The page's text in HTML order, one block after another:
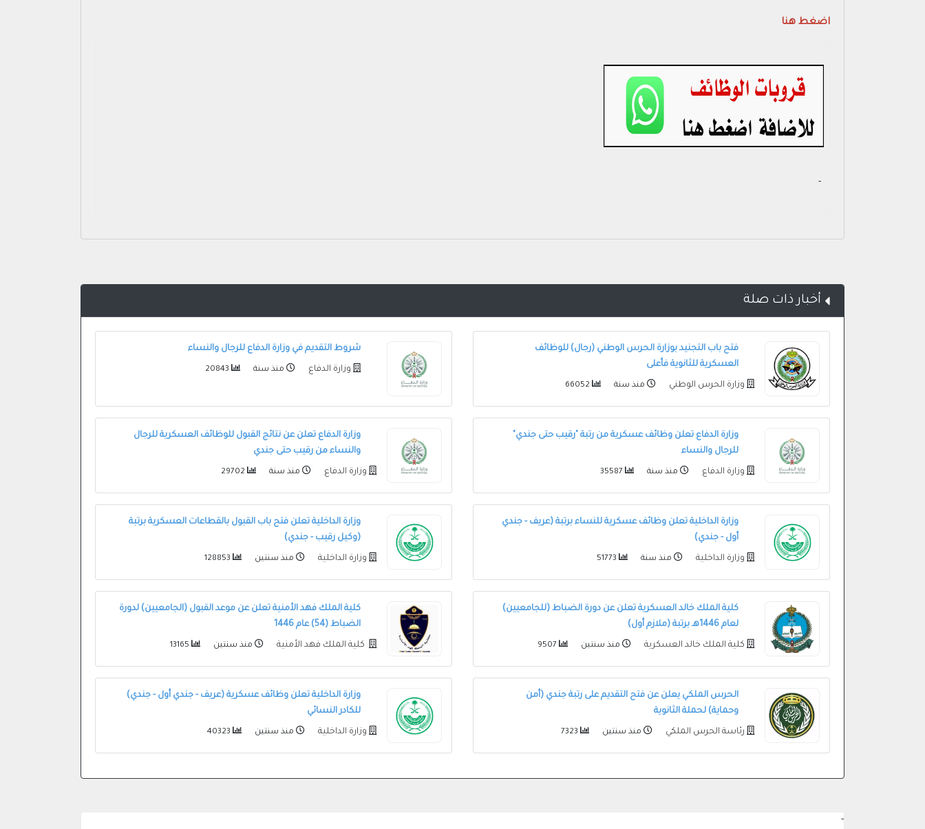
اضغط هنا
- ‏
أخبار ذات صلة
فتح باب التجنيد بوزارة الحرس الوطني (رجال) للوظائف
العسكرية للثانوية فأعلى
وزارة الحرس الوطني منذ سنة
شروط التقديم في وزارة الدفاع للرجال والنساء
وزارة الدفاع منذ سنة
وزارة الدفاع تعلن وظائف عسكرية من رتبة "رقيب حتى جندي"
للرجال والنساء
وزارة الدفاع منذ سنة
وزارة الدفاع تعلن عن نتائج القبول للوظائف العسكرية للرجال
والنساء من رقيب حتى جندي
وزارة الدفاع منذ سنة
وزارة الداخلية تعلن وظائف عسكرية للنساء برتبة (عريف - جندي
أول - جندي)
وزارة الداخلية منذ سنة
وزارة الداخلية تعلن فتح باب القبول بالقطاعات العسكرية برتبة
(وكيل رقيب - جندي)
وزارة الداخلية منذ سنتين
كلية الملك خالد العسكرية تعلن عن دورة الضباط (للجامعيين)
لعام 1446هـ برتبة (ملازم أول)
كلية الملك خالد العسكرية منذ سنتين
كلية الملك فهد الأمنية تعلن عن موعد القبول (الجامعيين) لدورة
الضباط (54) عام 1446
كلية الملك فهد الأمنية منذ سنتين
الحرس الملكي يعلن عن فتح التقديم على رتبة جندي (أمن
وحماية) لحملة الثانوية
رئاسة الحرس الملكي منذ سنتين
وزارة الداخلية تعلن وظائف عسكرية (عريف - جندي أول - جندي)
للكادر النسائي
وزارة الداخلية منذ سنتين
-